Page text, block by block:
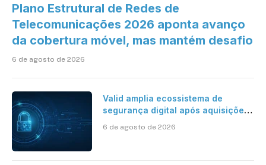
Plano Estrutural de Redes de
Telecomunicações 2026 aponta avanço
da cobertura móvel, mas mantém desafio
6 de agosto de 2026
Valid amplia ecossistema de
segurança digital após aquisições
6 de agosto de 2026